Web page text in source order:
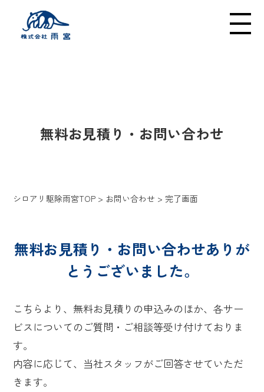
無料お見積り・お問い合わせ
シロアリ駆除雨宮TOP > お問い合わせ > 完了画面
無料お見積り・お問い合わせありが
とうございました。
こちらより、無料お見積りの申込みのほか、各サー
ビスについてのご質問・ご相談等受け付けておりま
す。
内容に応じて、当社スタッフがご回答させていただ
きます。